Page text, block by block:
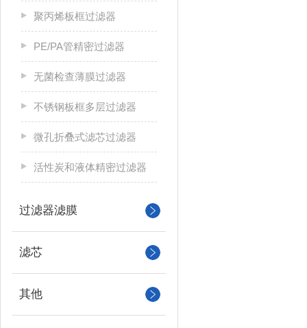
聚丙烯板框过滤器
PE/PA管精密过滤器
无菌检查薄膜过滤器
不锈钢板框多层过滤器
微孔折叠式滤芯过滤器
活性炭和液体精密过滤器
过滤器滤膜
滤芯
其他